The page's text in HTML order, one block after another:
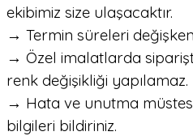
ekibimiz size ulaşacaktır.
→ Termin süreleri
→ Özel imalatlarda
renk değişikliği yapılamaz.
→ Hata ve unutma
bilgileri bildiriniz.